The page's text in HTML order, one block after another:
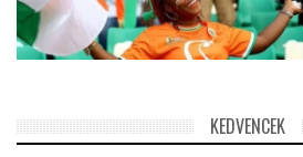
KEDVENCEK